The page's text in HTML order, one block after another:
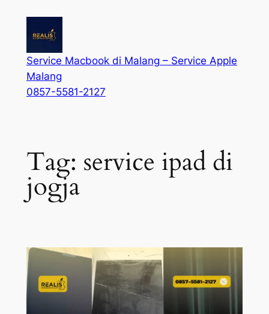
Service Macbook di Malang – Service Apple
Malang
0857-5581-2127
Tag: service ipad di
jogja